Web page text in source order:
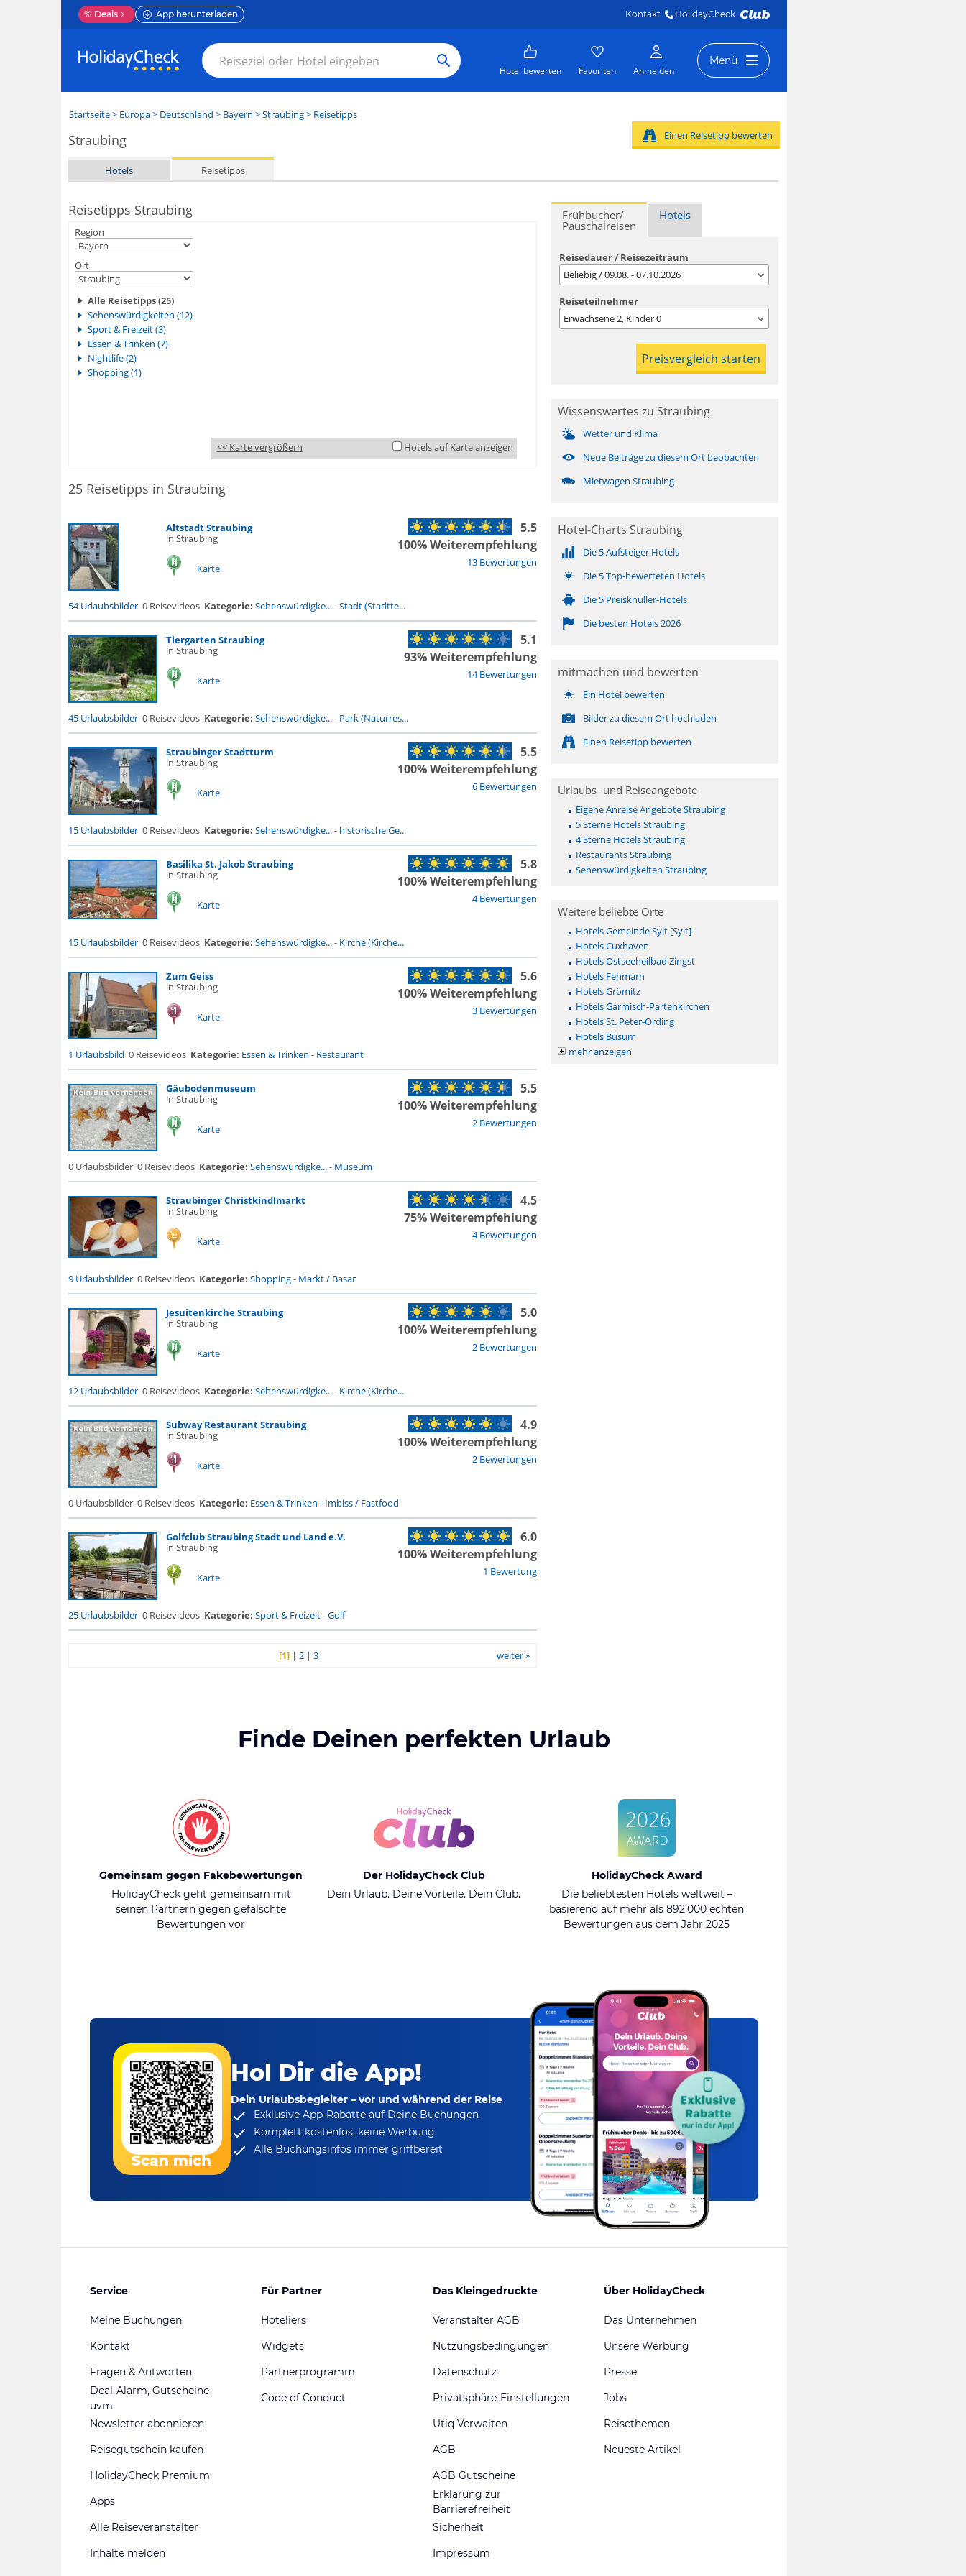
% Deals App herunterladen Kontakt HolidayCheck
Hotel bewerten Favoriten Anmelden
Menü
Startseite> Europa> Deutschland > Bayern >Straubing> Reisetipps
Straubing
Hotels Reisetipps
Einen Reisetipp bewerten
Reisetipps Straubing
Region
Ort
Alle Reisetipps (25)
Sehenswürdigkeiten (12)
Sport & Freizeit (3)
Essen & Trinken (7)
Nightlife (2)
Shopping (1)
<< Karte vergrößern Hotels auf Karte anzeigen
25 Reisetipps in Straubing
Altstadt Straubing
in Straubing
Karte 13 Bewertungen
5.5
100% Weiterempfehlung
54 Urlaubsbilder 0 Reisevideos Kategorie: Sehenswürdigke...-Stadt (Stadtte...
Tiergarten Straubing
in Straubing
Karte 14 Bewertungen
5.1
93% Weiterempfehlung
45 Urlaubsbilder 0 Reisevideos Kategorie: Sehenswürdigke...- Park (Naturres...
Straubinger Stadtturm
in Straubing
Karte 6 Bewertungen
5.5
100% Weiterempfehlung
15 Urlaubsbilder 0 Reisevideos Kategorie: Sehenswürdigke...- historische Ge...
Basilika St. Jakob Straubing
in Straubing
Karte 4 Bewertungen
5.8
100% Weiterempfehlung
15 Urlaubsbilder 0 Reisevideos Kategorie: Sehenswürdigke...- Kirche (Kirche...
Zum Geiss
in Straubing
Karte 3 Bewertungen
5.6
100% Weiterempfehlung
1 Urlaubsbild 0 Reisevideos Kategorie: Essen & Trinken - Restaurant
Gäubodenmuseum
in Straubing
Karte 2 Bewertungen
5.5
100% Weiterempfehlung
0 Urlaubsbilder 0 Reisevideos Kategorie: Sehenswürdigke...- Museum
Straubinger Christkindlmarkt
in Straubing
Karte 4 Bewertungen
4.5
75% Weiterempfehlung
9 Urlaubsbilder 0 Reisevideos Kategorie: Shopping- Markt / Basar
Jesuitenkirche Straubing
in Straubing
Karte 2 Bewertungen
5.0
100% Weiterempfehlung
12 Urlaubsbilder 0 Reisevideos Kategorie: Sehenswürdigke...- Kirche (Kirche...
Subway Restaurant Straubing
in Straubing
Karte 2 Bewertungen
4.9
100% Weiterempfehlung
0 Urlaubsbilder 0 Reisevideos Kategorie: Essen & Trinken - Imbiss / Fastfood
Golfclub Straubing Stadt und Land e.V.
in Straubing
Karte 1 Bewertung
6.0
100% Weiterempfehlung
25 Urlaubsbilder 0 Reisevideos Kategorie: Sport & Freizeit-Golf
[1]| 2| 3 weiter »
Frühbucher/
Pauschalreisen
Hotels
Reisedauer / Reisezeitraum
Beliebig / 09.08. - 07.10.2026
Reiseteilnehmer
Erwachsene2, Kinder0
Wissenswertes zu Straubing
Wetter und Klima
Neue Beiträge zu diesem Ort beobachten
Mietwagen Straubing
Hotel-Charts Straubing
Die 5 Aufsteiger Hotels
Die 5 Top-bewerteten Hotels
Die 5 Preisknüller-Hotels
Die besten Hotels 2026
mitmachen und bewerten
Ein Hotel bewerten
Bilder zu diesem Ort hochladen
Einen Reisetipp bewerten
Urlaubs- und Reiseangebote
Eigene Anreise Angebote Straubing
5 Sterne Hotels Straubing
4 Sterne Hotels Straubing
Restaurants Straubing
Sehenswürdigkeiten Straubing
Weitere beliebte Orte
Hotels Gemeinde Sylt [Sylt]
Hotels Cuxhaven
Hotels Ostseeheilbad Zingst
Hotels Fehmarn
Hotels Grömitz
Hotels Garmisch-Partenkirchen
Hotels St. Peter-Ording
Hotels Büsum
mehr anzeigen
Finde Deinen perfekten Urlaub
Gemeinsam gegen Fakebewertungen
HolidayCheck geht gemeinsam mit
seinen Partnern gegen gefälschte
Bewertungen vor
Der HolidayCheck Club
Dein Urlaub. Deine Vorteile. Dein Club.
HolidayCheck Award
Die beliebtesten Hotels weltweit –
basierend auf mehr als 892.000 echten
Bewertungen aus dem Jahr 2025
Scan mich
Hol Dir die App!
Dein Urlaubsbegleiter – vor und während der Reise
Exklusive App-Rabatteauf Deine Buchungen
Komplett kostenlos, keine Werbung
Alle Buchungsinfos immer griffbereit
Service
Meine Buchungen
Kontakt
Fragen & Antworten
Deal-Alarm, Gutscheine
uvm.
Newsletter abonnieren
Reisegutschein kaufen
HolidayCheck Premium
Apps
Alle Reiseveranstalter
Inhalte melden
Für Partner
Hoteliers
Widgets
Partnerprogramm
Code of Conduct
Das Kleingedruckte
Veranstalter AGB
Nutzungsbedingungen
Datenschutz
Privatsphäre-Einstellungen
Utiq Verwalten
AGB
AGB Gutscheine
Erklärung zur
Barrierefreiheit
Sicherheit
Impressum
Über HolidayCheck
Das Unternehmen
Unsere Werbung
Presse
Jobs
Reisethemen
Neueste Artikel